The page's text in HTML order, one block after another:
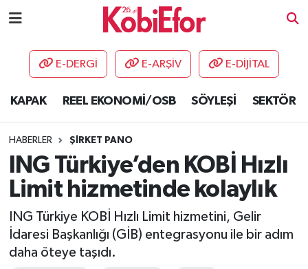
E-DERGİ E-ARŞİV E-DİJİTAL
KAPAK REEL EKONOMİ/OSB SÖYLEŞİ SEKTÖR
HABERLER ŞİRKET PANO
ING Türkiye’den KOBİ Hızlı
Limit hizmetinde kolaylık
ING Türkiye KOBİ Hızlı Limit hizmetini, Gelir
İdaresi Başkanlığı (GİB) entegrasyonu ile bir adım
daha öteye taşıdı.
AKADEMİ
DESTEK-TEŞVİK
ETKİNLİK
GÜNCEL
HABERLER
KAPAK